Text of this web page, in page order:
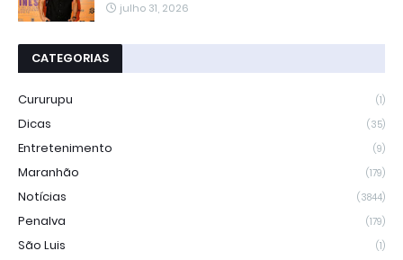
julho 31, 2026
CATEGORIAS
Cururupu (1)
Dicas (35)
Entretenimento (9)
Maranhão (179)
Notícias (3844)
Penalva (179)
São Luis (1)